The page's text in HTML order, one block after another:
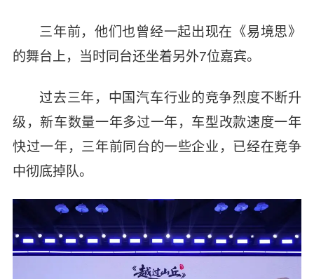
三年前，他们也曾经一起出现在《易境思》
的舞台上，当时同台还坐着另外7位嘉宾。
过去三年，中国汽车行业的竞争烈度不断升
级，新车数量一年多过一年，车型改款速度一年
快过一年，三年前同台的一些企业，已经在竞争
中彻底掉队。